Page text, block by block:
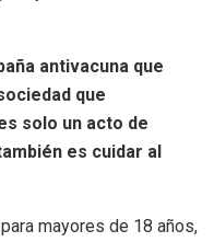
antivacuna que
que
solo un acto de
es cuidar al
mayores de 18 años,